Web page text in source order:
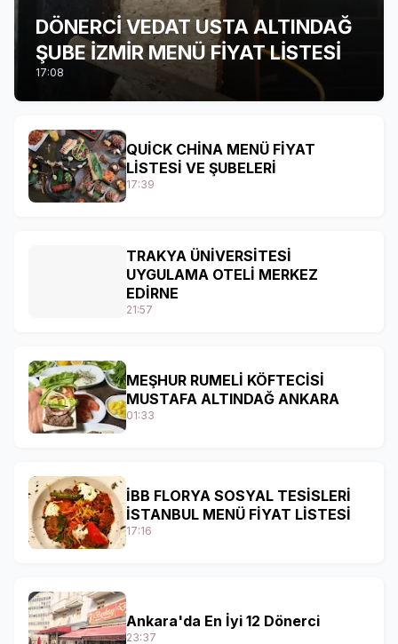
DÖNERCİ VEDAT USTA ALTINDAĞ
ŞUBE İZMİR MENÜ FİYAT LİSTESİ
17:08
QUİCK CHİNA MENÜ FİYAT
LİSTESİ VE ŞUBELERİ
17:39
TRAKYA ÜNİVERSİTESİ
UYGULAMA OTELİ MERKEZ
EDİRNE
21:57
MEŞHUR RUMELİ KÖFTECİSİ
MUSTAFA ALTINDAĞ ANKARA
01:33
İBB FLORYA SOSYAL TESİSLERİ
İSTANBUL MENÜ FİYAT LİSTESİ
17:16
Ankara'da En İyi 12 Dönerci
23:37